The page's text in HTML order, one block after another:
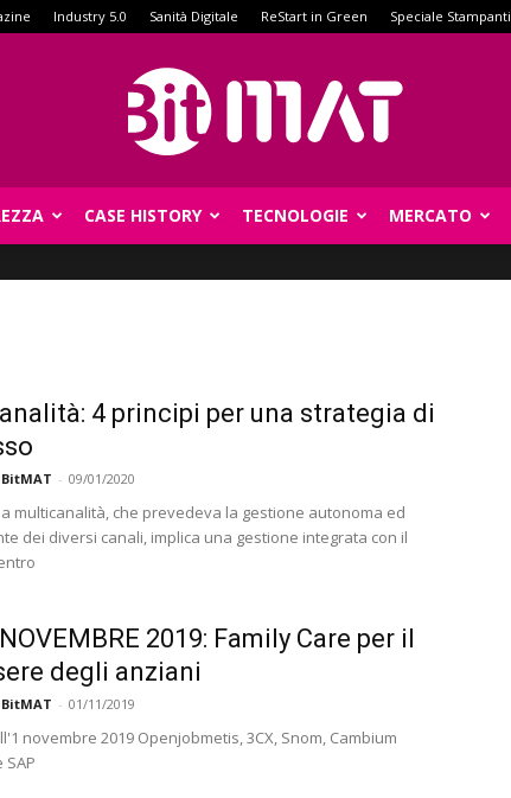
Industry 5.0 Sanità Digitale ReStart in Green Speciale Stampanti
CASE HISTORY TECNOLOGIE MERCATO
4 principi per una strategia di
- 09/01/2020
multicanalità, che prevedeva la gestione autonoma ed
dei diversi canali, implica una gestione integrata con il
2019: Family Care per il
degli anziani
- 01/11/2019
novembre 2019 Openjobmetis, 3CX, Snom, Cambium